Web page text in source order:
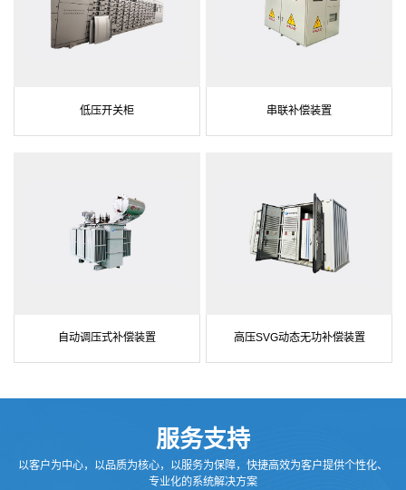
低压开关柜 串联补偿装置
自动调压式补偿装置 高压SVG动态无功补偿装置
服务支持
以客户为中心，以品质为核心，以服务为保障，快捷高效为客户提供个性化、
专业化的系统解决方案